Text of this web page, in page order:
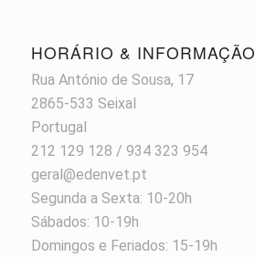
HORÁRIO & INFORMAÇÃO
Rua António de Sousa, 17
2865-533 Seixal
Portugal
212 129 128 / 934 323 954
geral@edenvet.pt
Segunda a Sexta: 10-20h
Sábados: 10-19h
Domingos e Feriados: 15-19h